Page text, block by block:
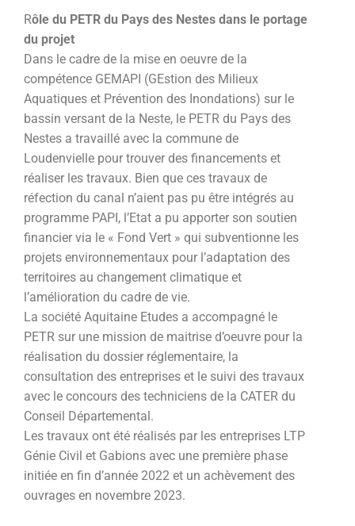
Rôle du PETR du Pays des Nestes dans le portage
du projet
Dans le cadre de la mise en oeuvre de la
compétence GEMAPI (GEstion des Milieux
Aquatiques et Prévention des Inondations) sur le
bassin versant de la Neste, le PETR du Pays des
Nestes a travaillé avec la commune de
Loudenvielle pour trouver des financements et
réaliser les travaux. Bien que ces travaux de
réfection du canal n’aient pas pu être intégrés au
programme PAPI, l’Etat a pu apporter son soutien
financier via le « Fond Vert » qui subventionne les
projets environnementaux pour l’adaptation des
territoires au changement climatique et
l’amélioration du cadre de vie.
La société Aquitaine Etudes a accompagné le
PETR sur une mission de maitrise d’oeuvre pour la
réalisation du dossier réglementaire, la
consultation des entreprises et le suivi des travaux
avec le concours des techniciens de la CATER du
Conseil Départemental.
Les travaux ont été réalisés par les entreprises LTP
Génie Civil et Gabions avec une première phase
initiée en fin d’année 2022 et un achèvement des
ouvrages en novembre 2023.